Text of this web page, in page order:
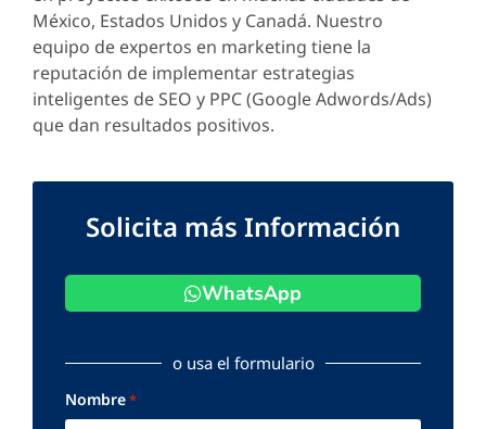
México, Estados Unidos y Canadá. Nuestro
equipo de expertos en marketing tiene la
reputación de implementar estrategias
inteligentes de SEO y PPC (Google Adwords/Ads)
que dan resultados positivos.
Solicita más Información
WhatsApp
o usa el formulario
Nombre*